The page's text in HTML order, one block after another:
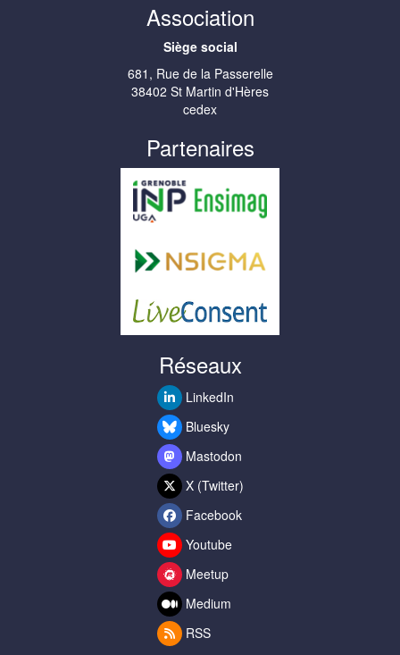
Association
Siège social
681, Rue de la Passerelle
38402 St Martin d'Hères
cedex
Partenaires
Réseaux
LinkedIn
Bluesky
Mastodon
X (Twitter)
Facebook
Youtube
Meetup
Medium
RSS